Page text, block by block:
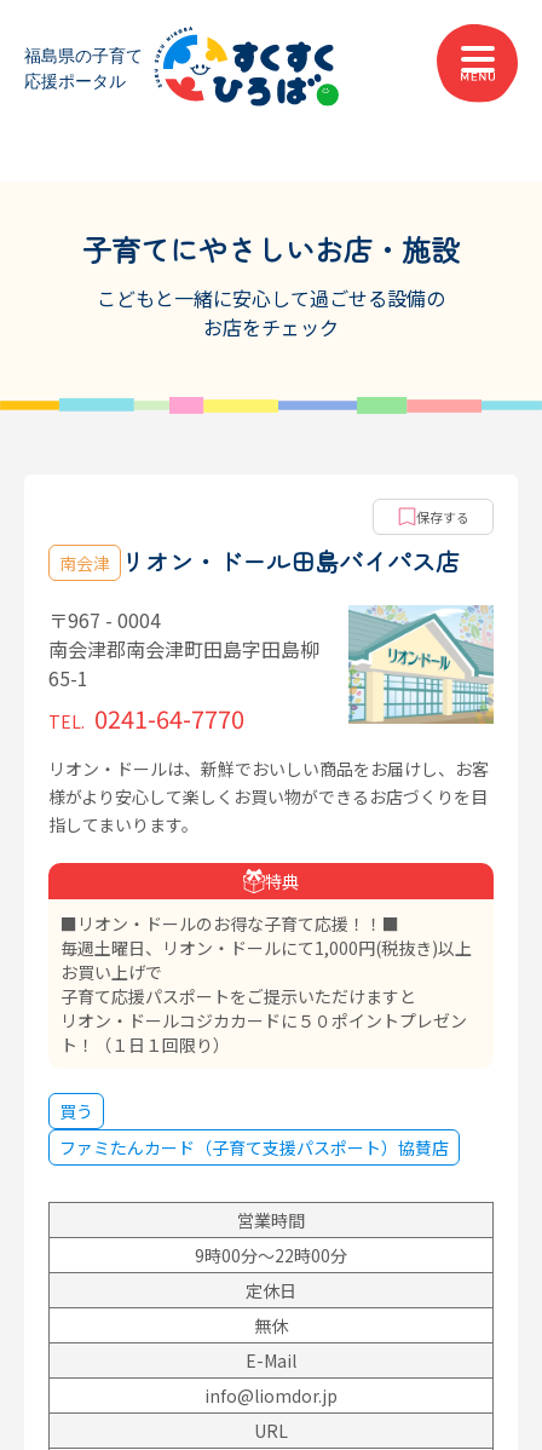
子育てにやさしいお店・施設
こどもと一緒に安心して過ごせる設備の
お店をチェック
保存する
南会津 リオン・ドール田島バイパス店
〒967 - 0004
南会津郡南会津町田島字田島柳
65-1
TEL. 0241-64-7770
リオン・ドールは、新鮮でおいしい商品をお届けし、お客
様がより安心して楽しくお買い物ができるお店づくりを目
指してまいります。
特典
■リオン・ドールのお得な子育て応援！！■
毎週土曜日、リオン・ドールにて1,000円(税抜き)以上
お買い上げで
子育て応援パスポートをご提示いただけますと
リオン・ドールコジカカードに５０ポイントプレゼン
ト！（１日１回限り）
買う
ファミたんカード（子育て支援パスポート）協賛店
営業時間
9時00分～22時00分
定休日
無休
E-Mail
info@liomdor.jp
URL